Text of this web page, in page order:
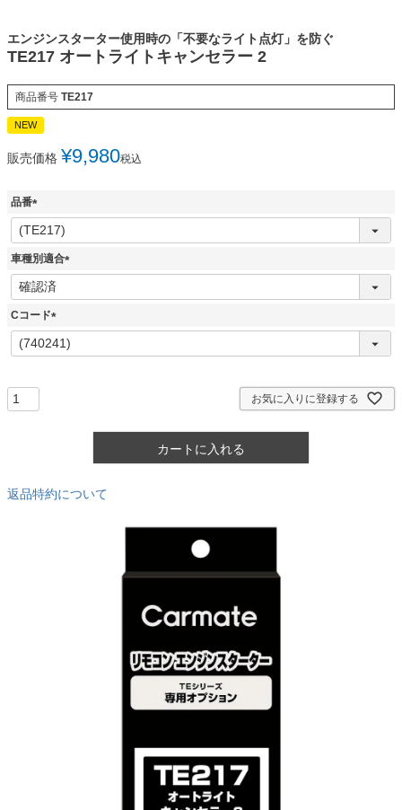
エンジンスターター使用時の「不要なライト点灯」を防ぐ
TE217 オートライトキャンセラー 2
商品番号 TE217
NEW
販売価格 ¥9,980税込
品番
(
必
須
車種別適合
(
Cコード
(
必
お気に入りに登録する
カートに入れる
返品特約について